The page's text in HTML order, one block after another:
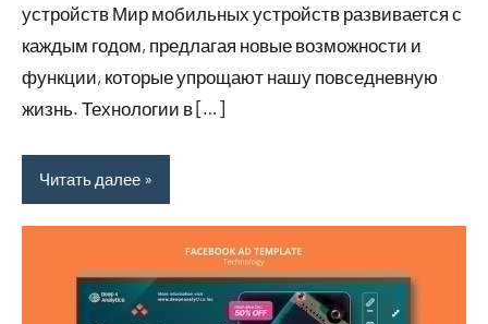
устройств Мир мобильных устройств развивается с
каждым годом, предлагая новые возможности и
функции, которые упрощают нашу повседневную
жизнь. Технологии в […]
Читать далее